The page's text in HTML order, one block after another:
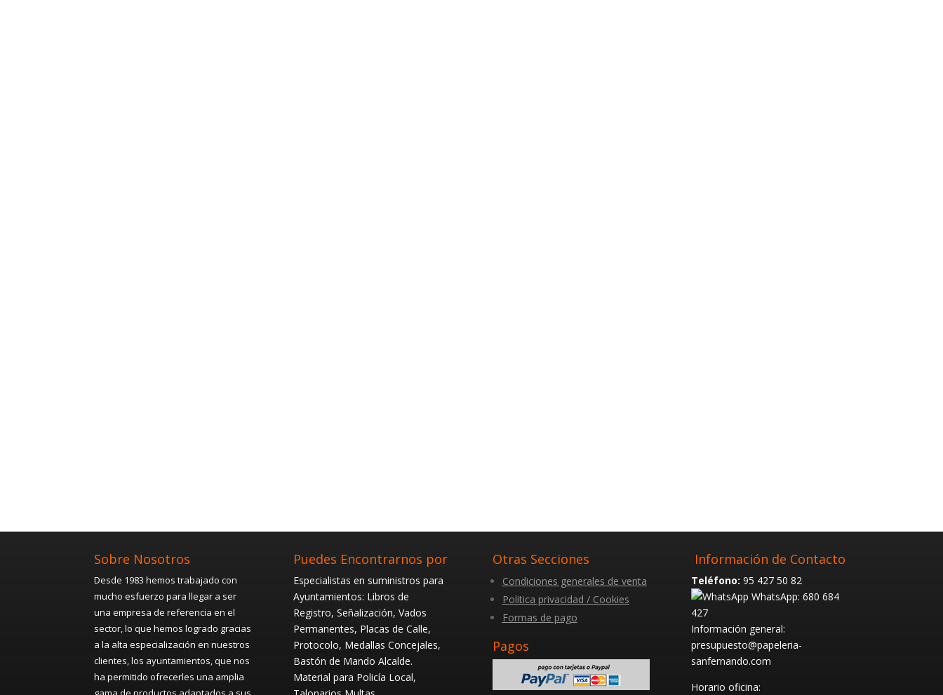
Sobre Nosotros
Desde 1983 hemos trabajado con
mucho esfuerzo para llegar a ser
una empresa de referencia en el
sector, lo que hemos logrado gracias
a la alta especialización en nuestros
clientes, los ayuntamientos, que nos
ha permitido ofrecerles una amplia
Puedes Encontrarnos por
Especialistas en suministros para
Ayuntamientos: Libros de
Registro, Señalización, Vados
Permanentes, Placas de Calle,
Protocolo, Medallas Concejales,
Bastón de Mando Alcalde.
Material para Policía Local,
Otras Secciones
Condiciones generales de venta
Politica privacidad / Cookies
Formas de pago
Pagos
Información de Contacto
Teléfono: 95 427 50 82
WhatsApp: 680 684
427
Información general:
presupuesto@papeleria-
sanfernando.com
Horario oficina: